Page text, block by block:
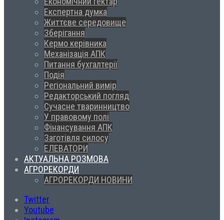
Експертна думка
Життєве середовище
Зберігання
Кермо керівника
Механізація АПК
Питання бухгалтерії
Подія
Регіональний вимір
Редакторський погляд
Сучасне тваринництво
У правовому полі
Фінансування АПК
Заготівля силосу
ЕЛЕВАТОРИ
АКТУАЛЬНА РОЗМОВА
АГРОРЕКОРДИ
АГРОРЕКОРДИ НОВИНИ
Twitter
Youtube